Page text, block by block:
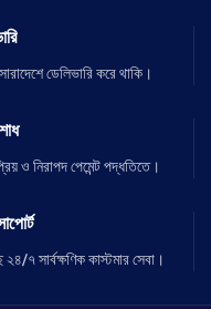
ডেলিভারি করে থাকি।
ও নিরাপদ পেমেন্ট পদ্ধতিতে।
৭ সার্বক্ষণিক কাস্টমার সেবা।